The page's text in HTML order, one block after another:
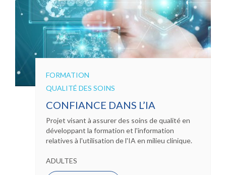
FORMATION
QUALITÉ DES SOINS
CONFIANCE DANS L’IA
Projet visant à assurer des soins de qualité en
développant la formation et l'information
relatives à l'utilisation de l'IA en milieu clinique.
ADULTES